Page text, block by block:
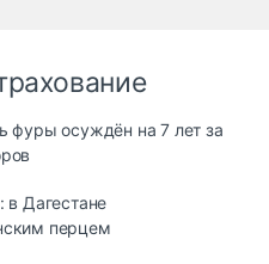
фуры осуждён на 7 лет за
в Дагестане
перцем